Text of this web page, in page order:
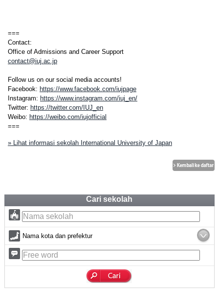
===
Contact:
Office of Admissions and Career Support
contact@iuj.ac.jp
Follow us on our social media accounts!
Facebook: https://www.facebook.com/iujpage
Instagram: https://www.instagram.com/iuj_en/
Twitter: https://twitter.com/IUJ_en
Weibo: https://weibo.com/iujofficial
===
» Lihat informasi sekolah International University of Japan
Cari sekolah
Nama kota dan prefektur